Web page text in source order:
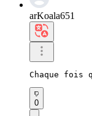
arKoala651
Chaque
0